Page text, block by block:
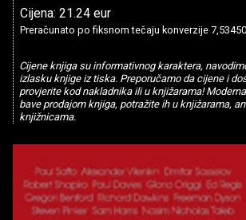
Cijena: 21.24 eur
Preračunato po fiksnom tečaju konverzije
Cijene knjiga su informativnog karaktera,
izlasku knjige iz tiska. Preporučamo da cijene i
provjerite kod nakladnika ili u knjižarama!
bave prodajom knjiga, potražite ih u knjižarama,
knjižnicama.